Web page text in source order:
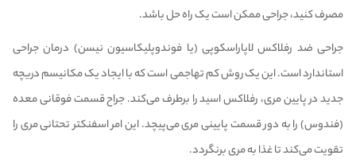
مصرف کنید، جراحی ممکن است یک راه حل باشد.
جراحی ضد رفلاکس لاپاراسکوپی (یا فوندوپلیکاسیون نیسن) درمان جراحی
استاندارد است. این یک روش کم تهاجمی است که با ایجاد یک مکانیسم دریچه
جدید در پایین مری، رفلاکس اسید را برطرف می‌کند. جراح قسمت فوقانی معده
(فندوس) را به دور قسمت پایینی مری می‌پیچد. این امر اسفنکتر تحتانی مری را
تقویت می‌کند تا غذا به مری برنگردد.